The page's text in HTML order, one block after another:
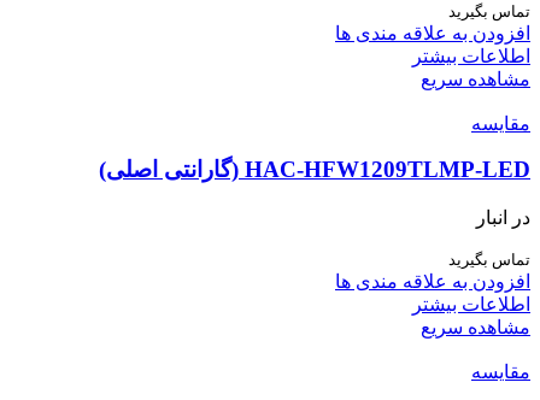
تماس بگیرید
افزودن به علاقه مندی ها
اطلاعات بیشتر
مشاهده سریع
مقایسه
HAC-HFW1209TLMP-LED (گارانتی اصلی)
در انبار
تماس بگیرید
افزودن به علاقه مندی ها
اطلاعات بیشتر
مشاهده سریع
مقایسه